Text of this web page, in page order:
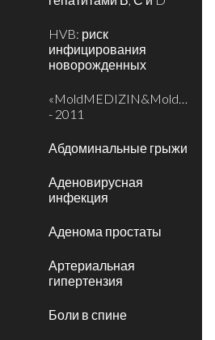
HVB: риск
инфицирования
новорожденных
«MoldMEDIZIN&MoldDENT»
- 2011
Абдоминальные грыжи
Аденовирусная
инфекция
Аденома простаты
Артериальная
гипертензия
Боли в спине